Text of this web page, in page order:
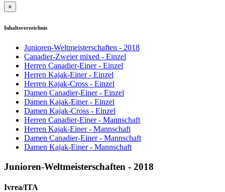
×
Inhaltsverzeichnis
Junioren-Weltmeisterschaften - 2018
Canadier-Zweier mixed - Einzel
Herren Canadier-Einer - Einzel
Herren Kajak-Einer - Einzel
Herren Kajak-Cross - Einzel
Damen Canadier-Einer - Einzel
Damen Kajak-Einer - Einzel
Damen Kajak-Cross - Einzel
Herren Canadier-Einer - Mannschaft
Herren Kajak-Einer - Mannschaft
Damen Canadier-Einer - Mannschaft
Damen Kajak-Einer - Mannschaft
Junioren-Weltmeisterschaften - 2018
Ivrea/ITA